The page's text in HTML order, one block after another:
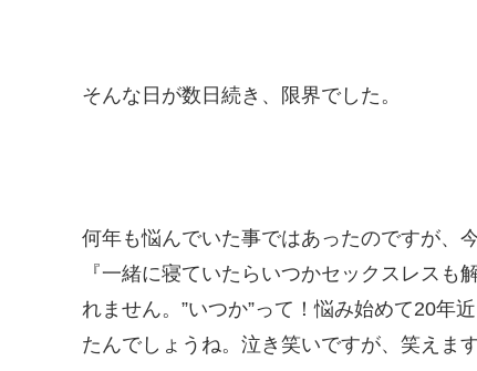
そんな日が数日続き、限界でした。
何年も悩んでいた事ではあったのですが、
『一緒に寝ていたらいつかセックスレス
れません。”いつか”って！悩み始めて20年
たんでしょうね。泣き笑いですが、笑えます